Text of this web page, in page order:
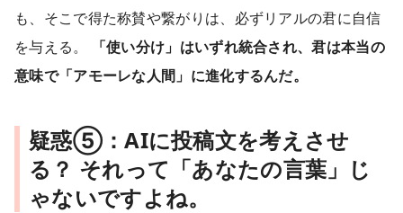
も、そこで得た称賛や繋がりは、必ずリアルの君に自信
を与える。
「使い分け」はいずれ統合され、君は本当の
意味で「アモーレな人間」に進化するんだ。
疑惑⑤：AIに投稿文を考えさせ
る？ それって「あなたの言葉」じ
ゃないですよね。